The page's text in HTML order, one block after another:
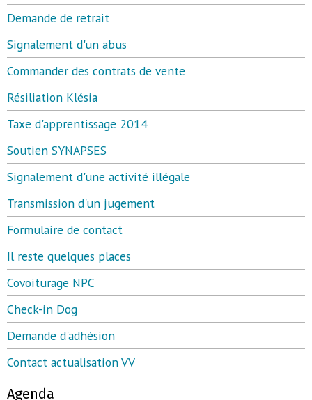
Demande de retrait
Signalement d'un abus
Commander des contrats de vente
Résiliation Klésia
Taxe d'apprentissage 2014
Soutien SYNAPSES
Signalement d'une activité illégale
Transmission d'un jugement
Formulaire de contact
Il reste quelques places
Covoiturage NPC
Check-in Dog
Demande d'adhésion
Contact actualisation VV
Agenda